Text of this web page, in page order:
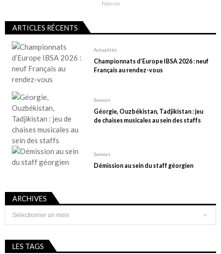
Publicité
ARTICLES RÉCENTS
Actualités
Championnats d’Europe IBSA 2026 : neuf
Français au rendez-vous
Seniors
Géorgie, Ouzbékistan, Tadjikistan : jeu
de chaises musicales au sein des staffs
Seniors
Démission au sein du staff géorgien
ARCHIVES
Archives
LES TAGS